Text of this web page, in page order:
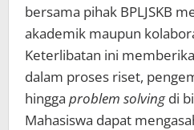
bersama pihak BPLJSKB
akademik maupun
Keterlibatan ini
dalam proses riset,
hingga problem solvingdi
Mahasiswa dapat